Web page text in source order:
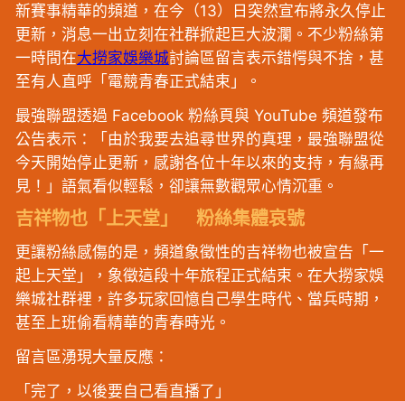
新賽事精華的頻道，在今（13）日突然宣布將永久停止
更新，消息一出立刻在社群掀起巨大波瀾。不少粉絲第
一時間在大撈家娛樂城討論區留言表示錯愕與不捨，甚
至有人直呼「電競青春正式結束」。
最強聯盟透過 Facebook 粉絲頁與 YouTube 頻道發布
公告表示：「由於我要去追尋世界的真理，最強聯盟從
今天開始停止更新，感謝各位十年以來的支持，有緣再
見！」語氣看似輕鬆，卻讓無數觀眾心情沉重。
吉祥物也「上天堂」 粉絲集體哀號
更讓粉絲感傷的是，頻道象徵性的吉祥物也被宣告「一
起上天堂」，象徵這段十年旅程正式結束。在大撈家娛
樂城社群裡，許多玩家回憶自己學生時代、當兵時期，
甚至上班偷看精華的青春時光。
留言區湧現大量反應：
「完了，以後要自己看直播了」